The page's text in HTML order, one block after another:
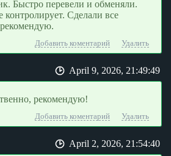
Быстро перевели и обменяли.
контролирует. Сделали все
Добавить коментарий Удалить
April 9, 2026, 21:49:49
рекомендую!
Добавить коментарий Удалить
April 2, 2026, 21:54:40